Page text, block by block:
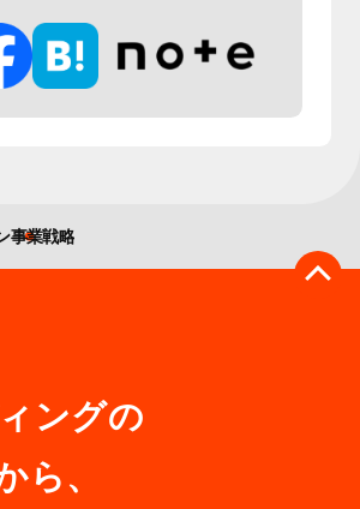
事業戦略
ングの
ら、